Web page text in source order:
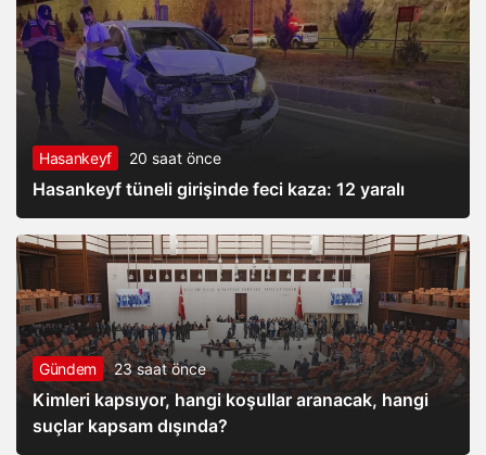
Hasankeyf 20 saat önce
Hasankeyf tüneli girişinde feci kaza: 12 yaralı
Gündem 23 saat önce
Kimleri kapsıyor, hangi koşullar aranacak, hangi
suçlar kapsam dışında?